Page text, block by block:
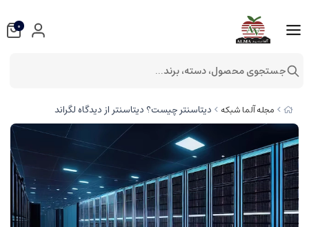
مجله آلما شبکه دیتاسنتر چیست؟ دیتاسنتر از دیدگاه لگراند
0
جستجوی محصول، دسته، برند...